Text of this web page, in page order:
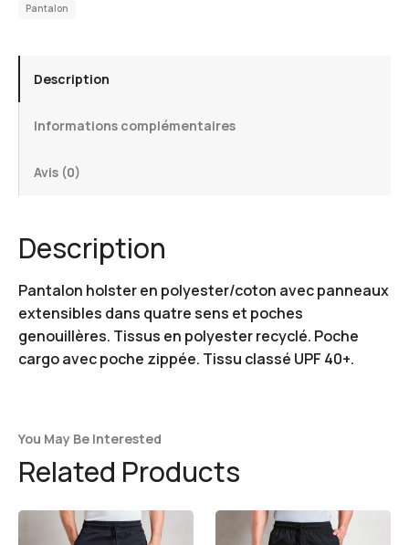
Pantalon
Description
Informations complémentaires
Avis (0)
Description
Pantalon holster en polyester/coton avec panneaux
extensibles dans quatre sens et poches
genouillères. Tissus en polyester recyclé. Poche
cargo avec poche zippée. Tissu classé UPF 40+.
You May Be Interested
Related Products